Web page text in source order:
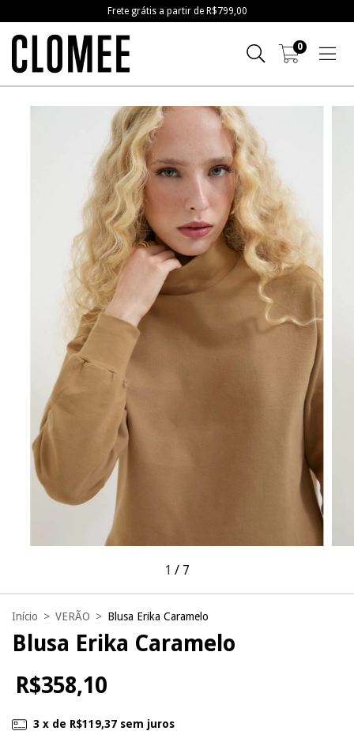
Frete grátis a partir de R$799,00
0
1 / 7
Início > VERÃO > Blusa Erika Caramelo
Blusa Erika Caramelo
R$358,10
3 x de R$119,37 sem juros